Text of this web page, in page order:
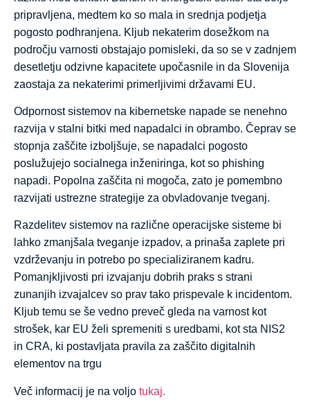
pripravljena, medtem ko so mala in srednja podjetja
pogosto podhranjena. Kljub nekaterim dosežkom na
področju varnosti obstajajo pomisleki, da so se v zadnjem
desetletju odzivne kapacitete upočasnile in da Slovenija
zaostaja za nekaterimi primerljivimi državami EU.
Odpornost sistemov na kibernetske napade se nenehno
razvija v stalni bitki med napadalci in obrambo. Čeprav se
stopnja zaščite izboljšuje, se napadalci pogosto
poslužujejo socialnega inženiringa, kot so phishing
napadi. Popolna zaščita ni mogoča, zato je pomembno
razvijati ustrezne strategije za obvladovanje tveganj.
Razdelitev sistemov na različne operacijske sisteme bi
lahko zmanjšala tveganje izpadov, a prinaša zaplete pri
vzdrževanju in potrebo po specializiranem kadru.
Pomanjkljivosti pri izvajanju dobrih praks s strani
zunanjih izvajalcev so prav tako prispevale k incidentom.
Kljub temu se še vedno preveč gleda na varnost kot
strošek, kar EU želi spremeniti s uredbami, kot sta NIS2
in CRA, ki postavljata pravila za zaščito digitalnih
elementov na trgu
Več informacij je na voljo tukaj.